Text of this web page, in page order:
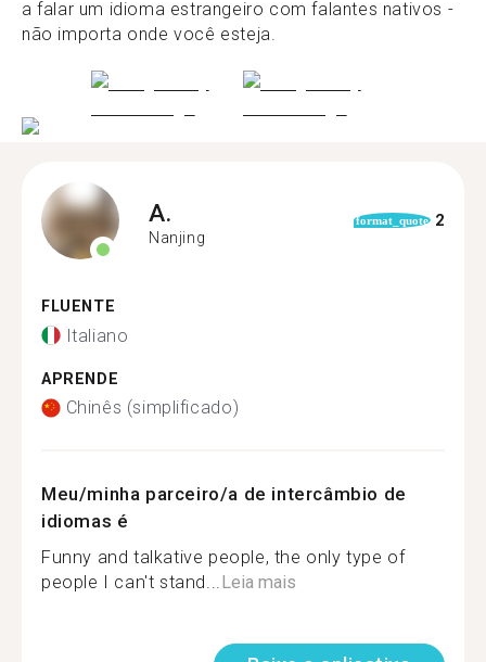
a falar um idioma estrangeiro com falantes nativos -
não importa onde você esteja.
A.
Nanjing
format_quote 2
FLUENTE
Italiano
APRENDE
Chinês (simplificado)
Meu/minha parceiro/a de intercâmbio de
idiomas é
Funny and talkative people, the only type of
people I can't stand...Leia mais